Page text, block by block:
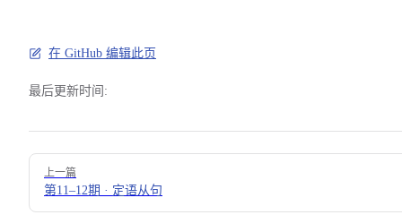
在 GitHub 编辑此页
最后更新时间:
Pager
上一篇
第11–12期 · 定语从句